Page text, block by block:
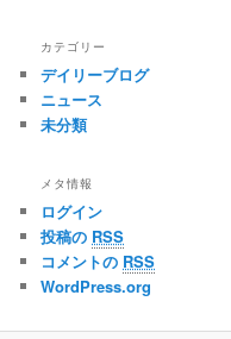
カテゴリー
デイリーブログ
ニュース
未分類
メタ情報
ログイン
投稿の RSS
コメントの RSS
WordPress.org